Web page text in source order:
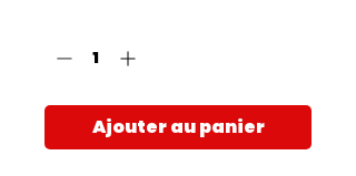
Ajouter au panier